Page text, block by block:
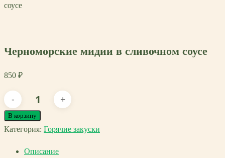
соусе
Черноморские мидии в сливочном соусе
850 ₽
Количество
товара
Черноморские
в
В корзину
Категория: Горячие закуски
Описание